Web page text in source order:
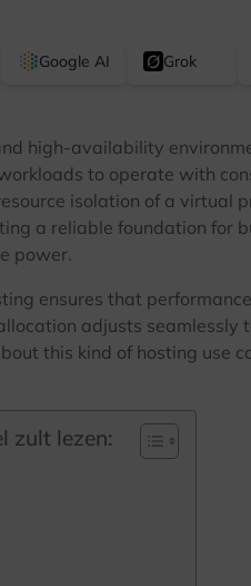
Google AI Grok
high-availability
to operate with
isolation of a virtual
a reliable foundation for
power.
ensures that
adjusts seamlessly
this kind of hosting use
zult lezen: